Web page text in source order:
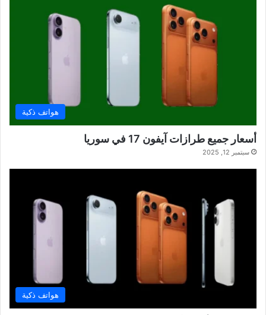
هواتف ذكية
أسعار جميع طرازات آيفون 17 في سوريا
سبتمبر 12, 2025
هواتف ذكية